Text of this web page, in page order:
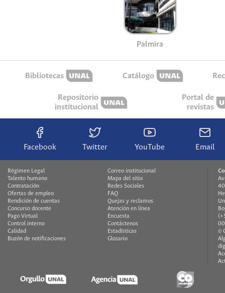
Palmira
Bibliotecas Catálogo
Repositorio
institucional
Portal de
revistas
Facebook Twitter YouTube Email
Régimen Legal
Talento humano
Contratación
Ofertas de empleo
Rendición de cuentas
Concurso docente
Pago Virtual
Control interno
Calidad
Buzón de notificaciones
Correo institucional
Mapa del sitio
Redes Sociales
FAQ
Quejas y reclamos
Atención en línea
Encuesta
Contáctenos
Estadísticas
Glosario
©